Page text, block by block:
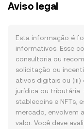
Aviso legal
Esta informação é
informativos. Esse
consultoria ou
solicitação ou
ativos digitais ou (iii)
jurídica ou tributária.
stablecoins e NFTs,
mercado, envolvem
valor. Você deve